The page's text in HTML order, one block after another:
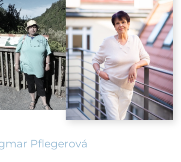
Pflegerová